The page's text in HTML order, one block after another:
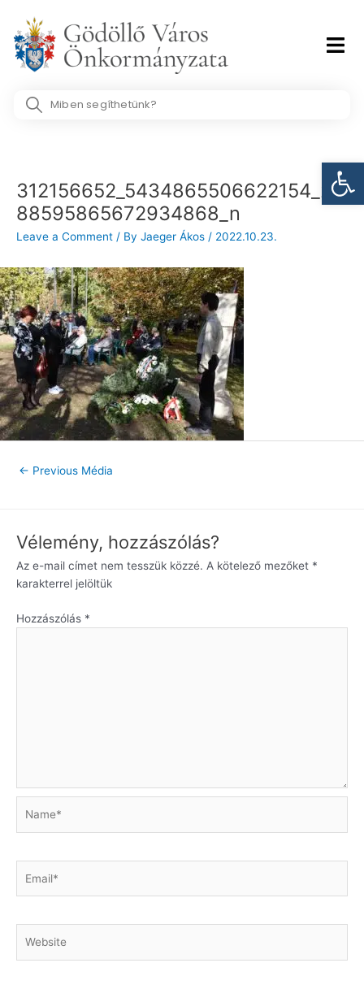
content
Search
312156652_5434865506622154_20
88595865672934868_n
Leave a Comment / By Jaeger Ákos / 2022.10.23.
← Previous Média
Vélemény, hozzászólás?
Az e-mail címet nem tesszük közzé. A kötelező mezőket *
karakterrel jelöltük
Hozzászólás *